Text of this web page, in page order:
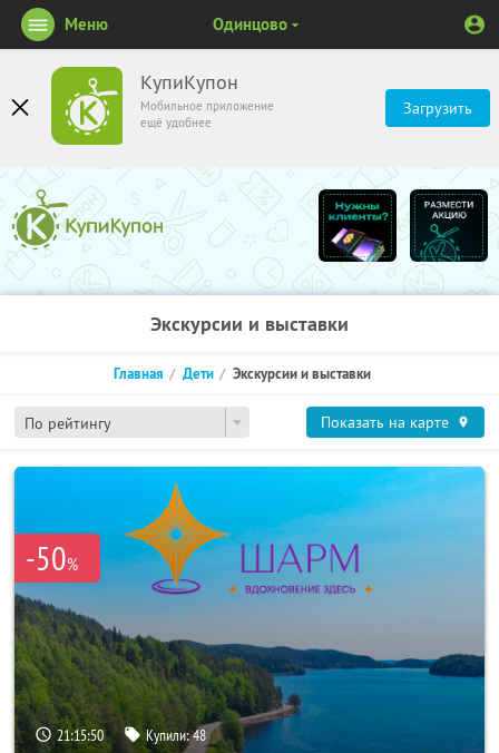
КупиКупон
Мобильное приложение
ещё удобнее
Загрузить
Меню Одинцово
Экскурсии и выставки
По рейтингу
Главная Дети Экскурсии и выставки
Показать на карте
-50%
21:15:49 Купили:48